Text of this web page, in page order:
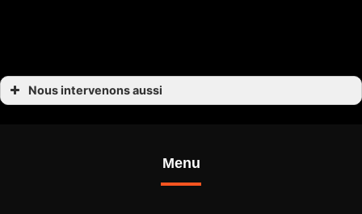
Nous intervenons aussi
Menu